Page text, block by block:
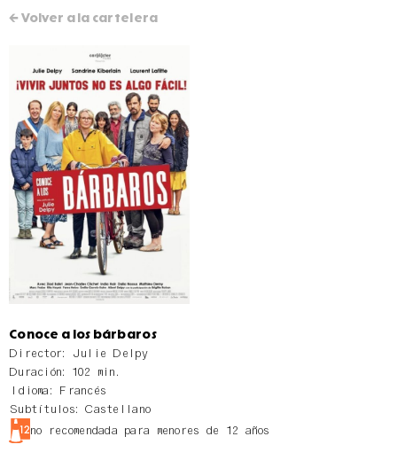
← Volver a la cartelera
Conoce a los bárbaros
Director: Julie Delpy
Duración: 102 min.
Idioma: Francés
Subtítulos: Castellano
no recomendada para menores de 12 años